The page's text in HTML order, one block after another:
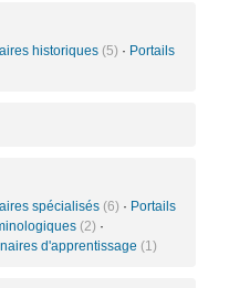
historiques (5) · Portails
spécialisés (6) · Portails
(2) ·
d'apprentissage (1)